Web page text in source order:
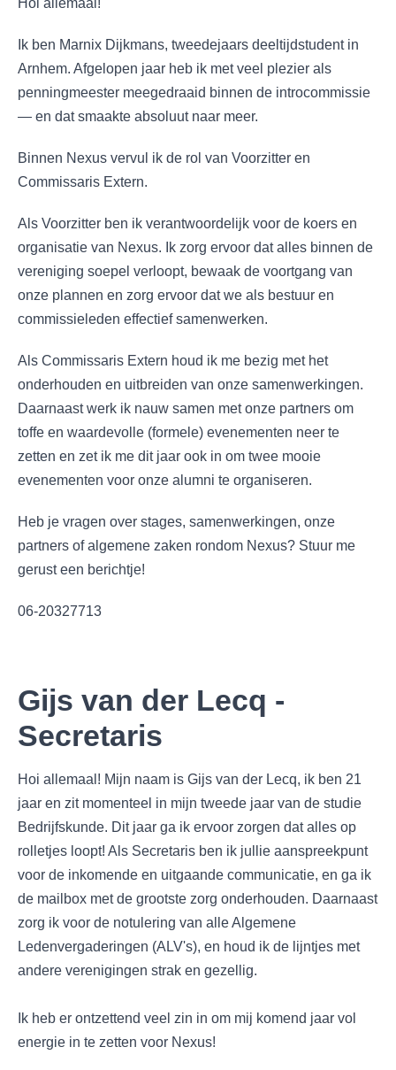
Hoi allemaal!
Ik ben Marnix Dijkmans, tweedejaars deeltijdstudent in
Arnhem. Afgelopen jaar heb ik met veel plezier als
penningmeester meegedraaid binnen de introcommissie
— en dat smaakte absoluut naar meer.
Binnen Nexus vervul ik de rol van Voorzitter en
Commissaris Extern.
Als Voorzitter ben ik verantwoordelijk voor de koers en
organisatie van Nexus. Ik zorg ervoor dat alles binnen de
vereniging soepel verloopt, bewaak de voortgang van
onze plannen en zorg ervoor dat we als bestuur en
commissieleden effectief samenwerken.
Als Commissaris Extern houd ik me bezig met het
onderhouden en uitbreiden van onze samenwerkingen.
Daarnaast werk ik nauw samen met onze partners om
toffe en waardevolle (formele) evenementen neer te
zetten en zet ik me dit jaar ook in om twee mooie
evenementen voor onze alumni te organiseren.
Heb je vragen over stages, samenwerkingen, onze
partners of algemene zaken rondom Nexus? Stuur me
gerust een berichtje!
06-20327713
Gijs van der Lecq -
Secretaris
Hoi allemaal! Mijn naam is Gijs van der Lecq, ik ben 21
jaar en zit momenteel in mijn tweede jaar van de studie
Bedrijfskunde. Dit jaar ga ik ervoor zorgen dat alles op
rolletjes loopt! Als Secretaris ben ik jullie aanspreekpunt
voor de inkomende en uitgaande communicatie, en ga ik
de mailbox met de grootste zorg onderhouden. Daarnaast
zorg ik voor de notulering van alle Algemene
Ledenvergaderingen (ALV's), en houd ik de lijntjes met
andere verenigingen strak en gezellig.
Ik heb er ontzettend veel zin in om mij komend jaar vol
energie in te zetten voor Nexus!